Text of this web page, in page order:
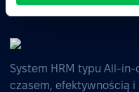
System HRM typu All-
czasem, efektywnością i